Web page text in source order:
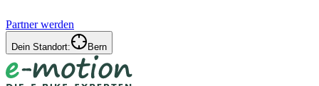
Partner werden
Dein Standort: Bern